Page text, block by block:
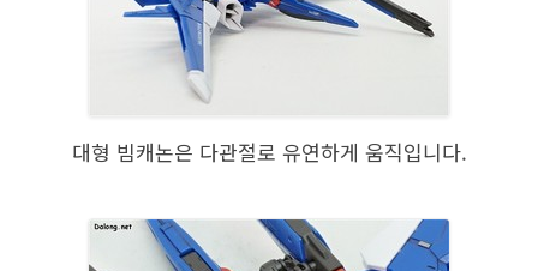
대형 빔캐논은 다관절로 유연하게 움직입니다.